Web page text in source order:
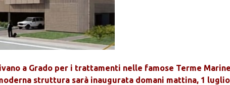
a Grado per i trattamenti nelle famose Terme
struttura sarà inaugurata domani mattina, 1